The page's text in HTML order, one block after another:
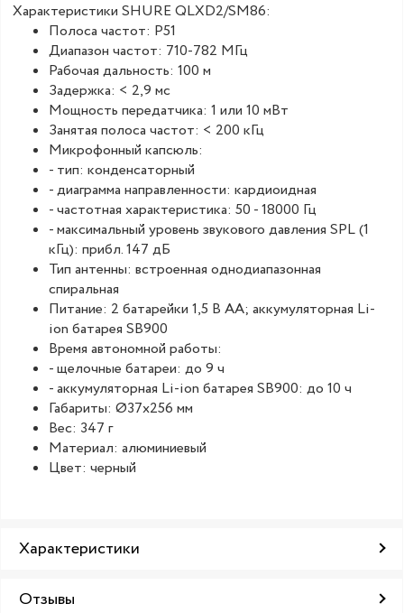
Характеристики SHURE QLXD2/SM86:
Полоса частот: Р51
Диапазон частот: 710-782 МГц
Рабочая дальность: 100 м
Задержка: < 2,9 мс
Мощность передатчика: 1 или 10 мВт
Занятая полоса частот: < 200 кГц
Микрофонный капсюль:
- тип: конденсаторный
- диаграмма направленности: кардиоидная
- частотная характеристика: 50 - 18000 Гц
- максимальный уровень звукового давления SPL (1
кГц): прибл. 147 дБ
Тип антенны: встроенная однодиапазонная
спиральная
Питание: 2 батарейки 1,5 B АА; аккумуляторная Li-
ion батарея SB900
Время автономной работы:
- щелочные батареи: до 9 ч
- аккумуляторная Li-ion батарея SB900: до 10 ч
Габариты: Ø37х256 мм
Вес: 347 г
Материал: алюминиевый
Цвет: черный
Характеристики
Отзывы